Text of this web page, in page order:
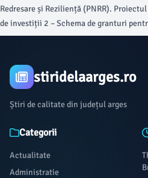
Redresare și Reziliență (PNRR).
de investiții 2 – Schema de granturi
reziliență în clădiri publice și a avut ca
desfășurată de 2.271 de metri pătrați.
stiridelaarges.ro
Știri de calitate din județul arges
Categorii
Actualitate
Administratie